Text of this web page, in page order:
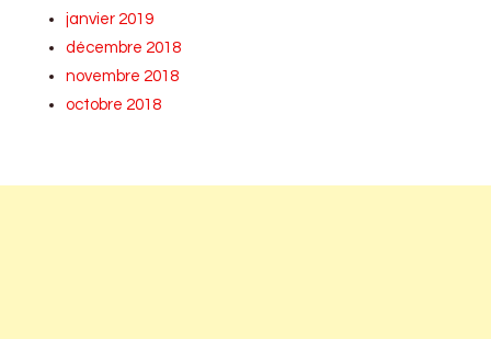
janvier 2019
décembre 2018
novembre 2018
octobre 2018